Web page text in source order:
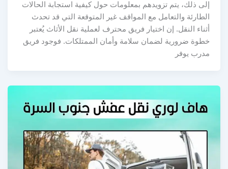
إلى ذلك، يتم تزويدهم بمعلومات حول كيفية استجابة الحالات
الطارئة والتعامل مع المواقف غير المتوقعة التي قد تحدث
أثناء النقل. إن اختيار فريق محترف لعملية نقل الأثاث يُعتبر
خطوة ضرورية لضمان سلامة وأمان الممتلكات. فوجود فريق
مدرب يوفر